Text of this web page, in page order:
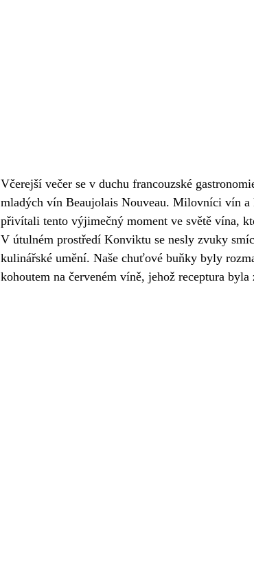
Včerejší večer se v duchu francouzské
mladých vín Beaujolais Nouveau. Milovníci vín a
přivítali tento výjimečný moment ve světě vína,
V útulném prostředí Konviktu se nesly zvuky
kulinářské umění. Naše chuťové buňky byly
kohoutem na červeném víně, jehož receptura